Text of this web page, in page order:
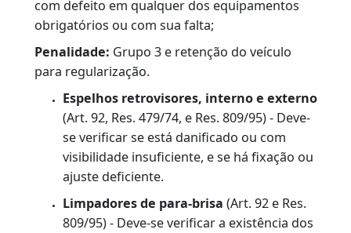
IV à Res. 680/87, Res. 809/95).
EQUIPAMENTOS OBRIGATÓRIOS
Os equipamentos obrigatórios definidos
abaixo devem ser examinados, quanto à sua
existência, funcionamento, estado geral,
dimensões, fixação e posicionamento.
do RCNT, é proibido a todo condutor de